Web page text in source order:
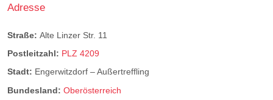
Adresse
Straße: Alte Linzer Str. 11
Postleitzahl: PLZ 4209
Stadt: Engerwitzdorf – Außertreffling
Bundesland: Oberösterreich